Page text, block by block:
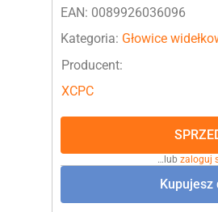
EAN: 0089926036096
Kategoria: Głowice
Producent:
XCPC
…lub zaloguj
Kupujesz